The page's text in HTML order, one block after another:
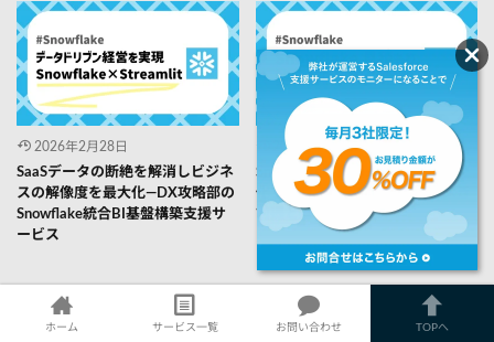
2026年2月28日
SaaSデータの断絶を解消しビジネ
スの解像度を最大化―DX攻略部の
Snowflake統合BI基盤構築支援サ
ービス
2026年2月11日
Snowflakeの見積もりをシンプル
化する方法：契約前に決めるべき
前提と進め方
ホーム サービス一覧 お問い合わせ TOPへ